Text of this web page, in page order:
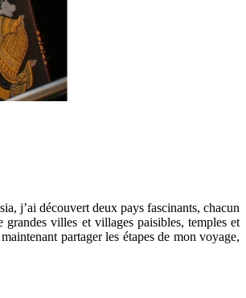
j’ai découvert deux pays fascinants, chacun
grandes villes et villages paisibles, temples et
partager les étapes de mon voyage,